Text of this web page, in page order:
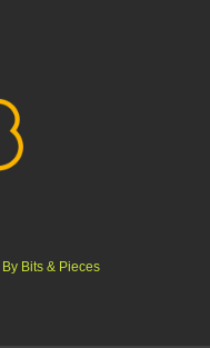
By Bits & Pieces